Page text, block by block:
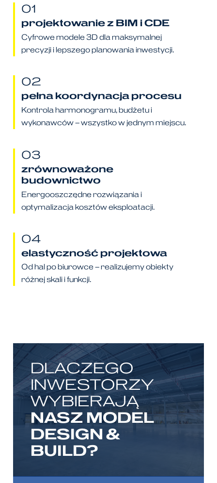
01
projektowanie z BIM i CDE
Cyfrowe modele 3D dla maksymalnej
precyzji i lepszego planowania inwestycji.
02
pełna koordynacja procesu
Kontrola harmonogramu, budżetu i
wykonawców – wszystko w jednym miejscu.
03
zrównoważone
budownictwo
Energooszczędne rozwiązania i
optymalizacja kosztów eksploatacji.
04
elastyczność projektowa
Od hal po biurowce – realizujemy obiekty
różnej skali i funkcji.
DLACZEGO
INWESTORZY
WYBIERAJĄ
NASZ MODEL
DESIGN &
BUILD?